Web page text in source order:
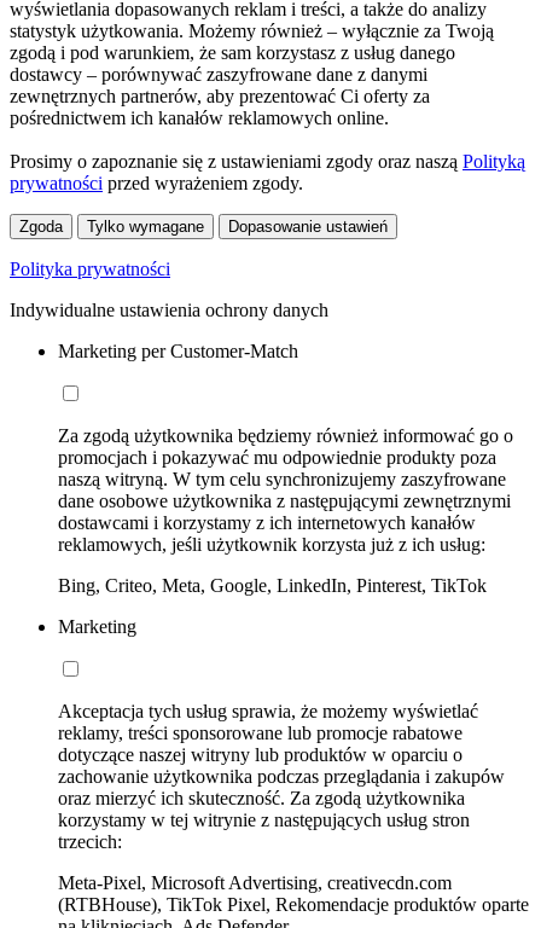
wyświetlania dopasowanych reklam i treści, a także do analizy
statystyk użytkowania. Możemy również – wyłącznie za Twoją
zgodą i pod warunkiem, że sam korzystasz z usług danego
dostawcy – porównywać zaszyfrowane dane z danymi
zewnętrznych partnerów, aby prezentować Ci oferty za
pośrednictwem ich kanałów reklamowych online.
Prosimy o zapoznanie się z ustawieniami zgody oraz naszą Polityką
prywatności przed wyrażeniem zgody.
Zgoda Tylko wymagane Dopasowanie ustawień
Polityka prywatności
Indywidualne ustawienia ochrony danych
Marketing per Customer-Match
Za zgodą użytkownika będziemy również informować go o
promocjach i pokazywać mu odpowiednie produkty poza
naszą witryną. W tym celu synchronizujemy zaszyfrowane
dane osobowe użytkownika z następującymi zewnętrznymi
dostawcami i korzystamy z ich internetowych kanałów
reklamowych, jeśli użytkownik korzysta już z ich usług:
Bing, Criteo, Meta, Google, LinkedIn, Pinterest, TikTok
Marketing
Akceptacja tych usług sprawia, że możemy wyświetlać
reklamy, treści sponsorowane lub promocje rabatowe
dotyczące naszej witryny lub produktów w oparciu o
zachowanie użytkownika podczas przeglądania i zakupów
oraz mierzyć ich skuteczność. Za zgodą użytkownika
korzystamy w tej witrynie z następujących usług stron
trzecich:
Meta-Pixel, Microsoft Advertising, creativecdn.com
(RTBHouse), TikTok Pixel, Rekomendacje produktów oparte